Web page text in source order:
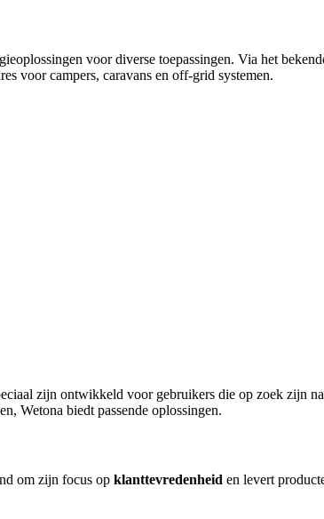
voor diverse toepassingen. Via het
voor campers, caravans en off-grid systemen.
zijn ontwikkeld voor gebruikers die op zoek zijn
Wetona biedt passende oplossingen.
om zijn focus op klanttevredenheid en levert